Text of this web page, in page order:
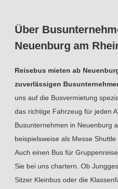
Über
Neuenburg am
Reisebus mieten ab
zuverlässigen
uns auf die Busvermietung
das richtige Fahrzeug für jeden
Busunternehmen in Neuenburg
beispielsweise als Messe
Auch einen Bus für
Sie bei uns chartern. Ob
Sitzer Kleinbus oder die